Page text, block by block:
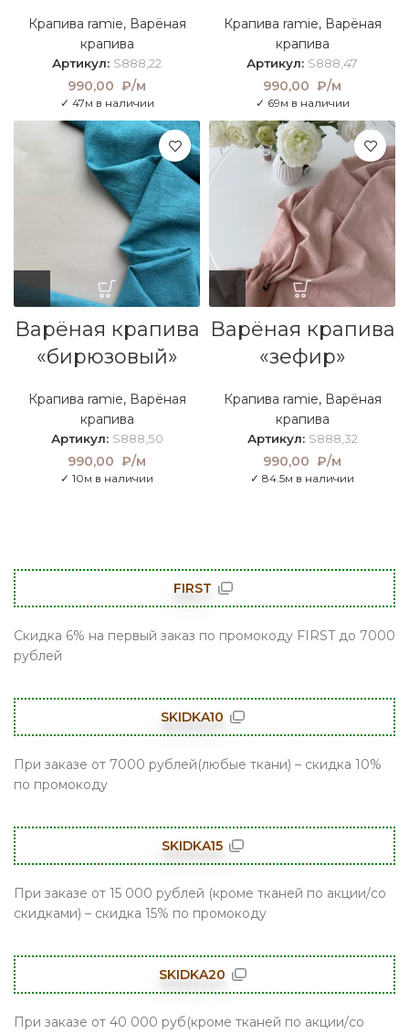
Крапива ramie, Варёная
крапива
Артикул: S888,22
990,00 ₽/м
✓ 47м в наличии
Крапива ramie, Варёная
крапива
Артикул: S888,47
990,00 ₽/м
✓ 69м в наличии
Варёная крапива
«бирюзовый»
Крапива ramie, Варёная
крапива
Артикул: S888,50
990,00 ₽/м
✓ 10м в наличии
Варёная крапива
«зефир»
Крапива ramie, Варёная
крапива
Артикул: S888,32
990,00 ₽/м
✓ 84.5м в наличии
FIRST
Скидка 6% на первый заказ по промокоду FIRST до 7000
рублей
SKIDKA10
При заказе от 7000 рублей(любые ткани) – скидка 10%
по промокоду
SKIDKA15
При заказе от 15 000 рублей (кроме тканей по акции/со
скидками) – скидка 15% по промокоду
SKIDKA20
При заказе от 40 000 руб(кроме тканей по акции/со